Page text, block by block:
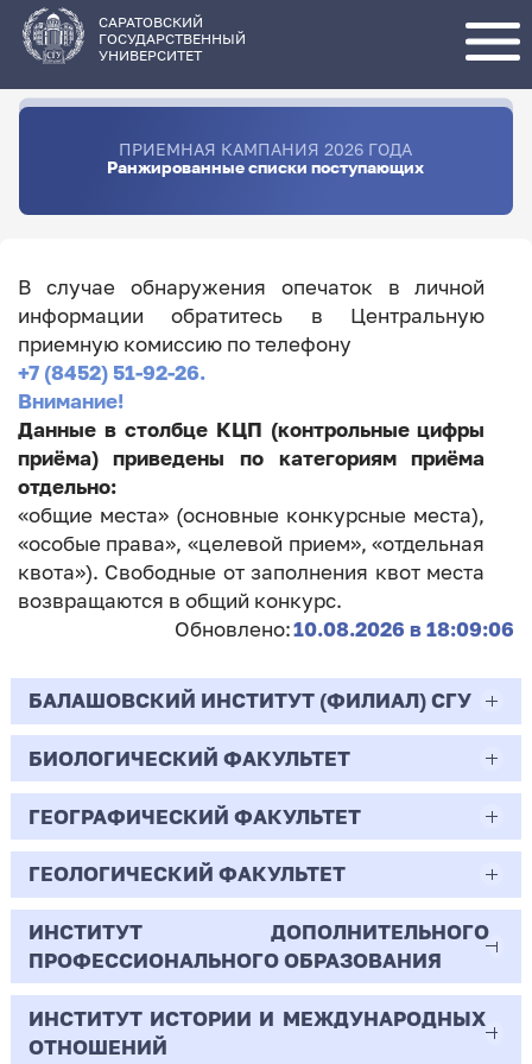
основному
содержанию
САРАТОВСКИЙ
ГОСУДАРСТВЕННЫЙ
УНИВЕРСИТЕТ
ПРИЕМНАЯ КАМПАНИЯ 2026 ГОДА
Ранжированные списки поступающих
В случае обнаружения опечаток в личной
информации обратитесь в Центральную
приемную комиссию по телефону
+7 (8452) 51-92-26.
Внимание!
Данные в столбце КЦП (контрольные цифры
приёма) приведены по категориям приёма
отдельно:
«общие места» (основные конкурсные места),
«особые права», «целевой прием», «отдельная
квота»). Свободные от заполнения квот места
возвращаются в общий конкурс.
Обновлено:10.08.2026 в 18:09:06
БАЛАШОВСКИЙ ИНСТИТУТ (ФИЛИАЛ) СГУ
44.03.02
Психолого-педагогическое образование
Очная | Бакалавр
Всего бюджетных мест - 10
Бюджет/
Общие места
Профиль: Практическая
психология образования
БИОЛОГИЧЕСКИЙ ФАКУЛЬТЕТ
06.03.01
Биология
Очная | Бакалавр
Всего бюджетных мест - 50
Бюджет/Общие места
ГЕОГРАФИЧЕСКИЙ ФАКУЛЬТЕТ
05.03.02
География
Очная | Бакалавр
Всего бюджетных мест - 15
ГЕОЛОГИЧЕСКИЙ ФАКУЛЬТЕТ
05.03.01
Геология
Очная | Бакалавр
ИНСТИТУТ ДОПОЛНИТЕЛЬНОГО
ПРОФЕССИОНАЛЬНОГО ОБРАЗОВАНИЯ
38.03.02
ИНСТИТУТ ИСТОРИИ И МЕЖДУНАРОДНЫХ
ОТНОШЕНИЙ